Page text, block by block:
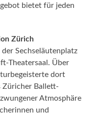
bietet für jeden
Zürich
Sechseläutenplatz
Theatersaal. Über
dort
Züricher Ballett-
Atmosphäre
und